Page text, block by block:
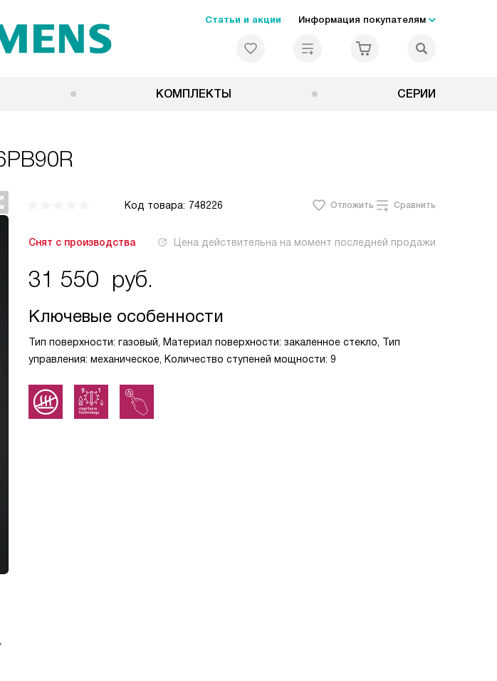
Статьи и акции Информация покупателям
КОМПЛЕКТЫ СЕРИИ
Код товара: 748226 Отложить Сравнить
Снят с производства Цена действительна на момент последней продажи
31 550 руб.
Ключевые особенности
Тип поверхности: газовый, Материал поверхности: закаленное стекло, Тип
управления: механическое, Количество ступеней мощности: 9